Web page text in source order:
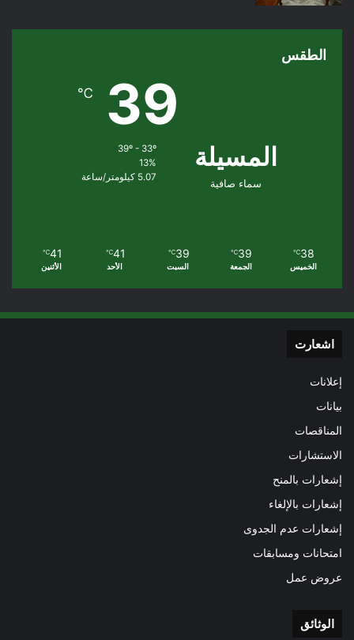
الطقس
المسيلة
سماء صافية
39
℃
39º - 33º
13%
5.07 كيلومتر/ساعة
38
℃
الخميس
39
℃
الجمعة
39
℃
السبت
41
℃
الأحد
41
℃
الأثنين
اشعارت
إعلانات
بيانات
المناقصات
الاستشارات
إشعارات بالمنح
إشعارات بالإلغاء
إشعارات عدم الجدوى
امتحانات ومسابقات
عروض عمل
الوثائق